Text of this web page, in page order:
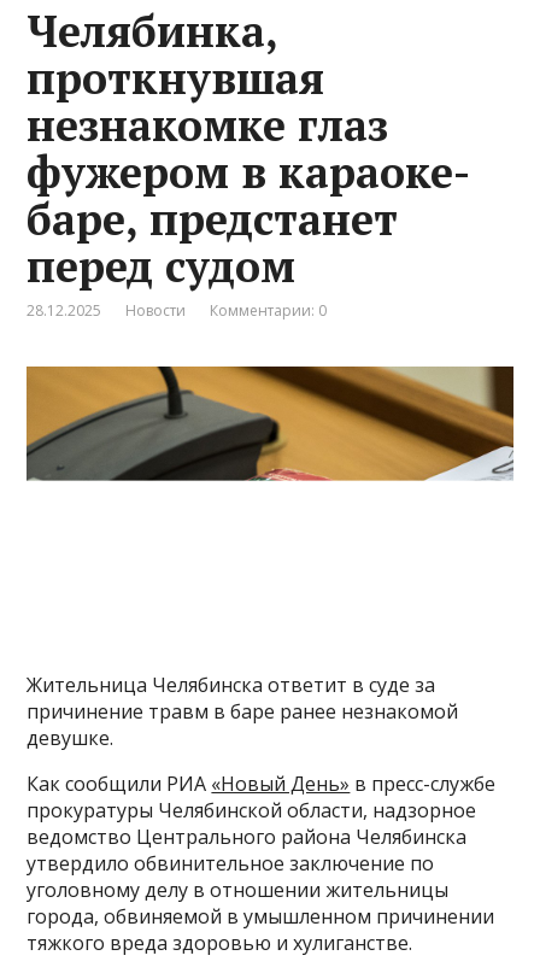
Челябинка,
проткнувшая
незнакомке глаз
фужером в караоке-
баре, предстанет
перед судом
28.12.2025 Новости Комментарии: 0
Жительница Челябинска ответит в суде за
причинение травм в баре ранее незнакомой
девушке.
Как сообщили РИА «Новый День» в пресс-службе
прокуратуры Челябинской области, надзорное
ведомство Центрального района Челябинска
утвердило обвинительное заключение по
уголовному делу в отношении жительницы
города, обвиняемой в умышленном причинении
тяжкого вреда здоровью и хулиганстве.